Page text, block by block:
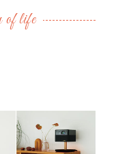
of life